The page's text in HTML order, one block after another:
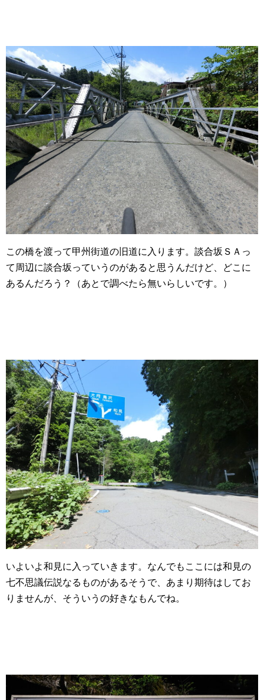
この橋を渡って甲州街道の旧道に入ります。談合坂ＳＡっ
て周辺に談合坂っていうのがあると思うんだけど、どこに
あるんだろう？（あとで調べたら無いらしいです。）
いよいよ和見に入っていきます。なんでもここには和見の
七不思議伝説なるものがあるそうで、あまり期待はしてお
りませんが、そういうの好きなもんでね。